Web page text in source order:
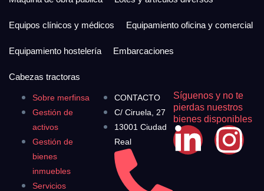
Sobre merfinsa
Gestión de
activos
Gestión de
bienes
inmuebles
Servicios
CONTACTO
C/ Ciruela, 27
13001 Ciudad
Real
Síguenos y no te
pierdas nuestros
bienes disponibles
Equipos clínicos y médicos Equipamiento oficina y comercial
Equipamiento hostelería Embarcaciones
Cabezas tractoras